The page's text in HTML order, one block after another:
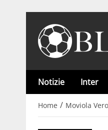
Notizie Inter
Home / Moviola